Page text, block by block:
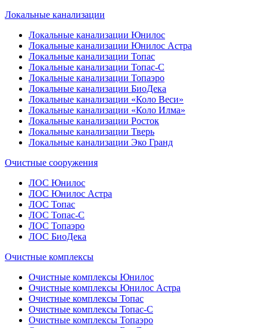
Локальные канализации
Локальные канализации Юнилос
Локальные канализации Юнилос Астра
Локальные канализации Топас
Локальные канализации Топас-С
Локальные канализации Топаэро
Локальные канализации БиоДека
Локальные канализации «Коло Веси»
Локальные канализации «Коло Илма»
Локальные канализации Росток
Локальные канализации Тверь
Локальные канализации Эко Гранд
Очистные сооружения
ЛОС Юнилос
ЛОС Юнилос Астра
ЛОС Топас
ЛОС Топас-С
ЛОС Топаэро
ЛОС БиоДека
Очистные комплексы
Очистные комплексы Юнилос
Очистные комплексы Юнилос Астра
Очистные комплексы Топас
Очистные комплексы Топас-С
Очистные комплексы Топаэро